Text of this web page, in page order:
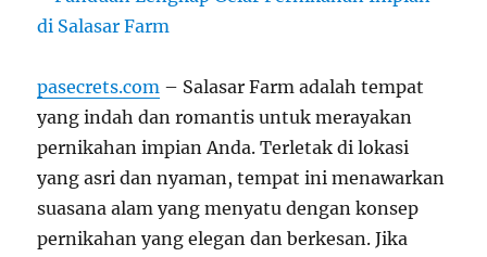
pasecrets.com – Salasar Farm adalah tempat
yang indah dan romantis untuk merayakan
pernikahan impian Anda. Terletak di lokasi
yang asri dan nyaman, tempat ini menawarkan
suasana alam yang menyatu dengan konsep
pernikahan yang elegan dan berkesan. Jika